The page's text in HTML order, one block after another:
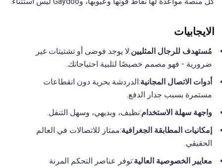
الايجابيات
مُستهدف للرجال المثليين:لا يوجد فوضى أو تشتيتات غير
ضرورية - فهو مصمم خصيصًا لتلبية احتياجاتك.
أدوات الاتصال المجانية:الدردشة بحرية دون انقطاعات
مستمرة بسبب جدار الدفع.
واجهة سهلة الاستخدام:نظيف، وبديهي، وسهل التنقل.
إمكانيات المطابقة الجغرافية:ممتاز للاتصالات في العالم
الحقيقي.
معايير الخصوصية العالية:توفر عناصر التحكم المرنة